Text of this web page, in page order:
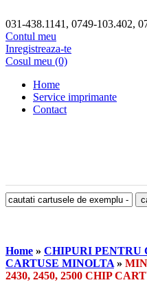
031-438.1141, 0749-103.402,
Contul meu
Inregistreaza-te
Cosul meu (0)
Home
Service imprimante
Contact
Home » CHIPURI PENTRU
CARTUSE MINOLTA »
2430, 2450, 2500 CHIP